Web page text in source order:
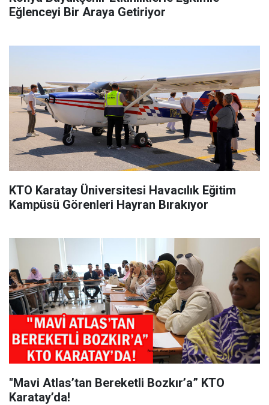
Eğlenceyi Bir Araya Getiriyor
KTO Karatay Üniversitesi Havacılık Eğitim
Kampüsü Görenleri Hayran Bırakıyor
"Mavi Atlas’tan Bereketli Bozkır’a” KTO
Karatay’da!